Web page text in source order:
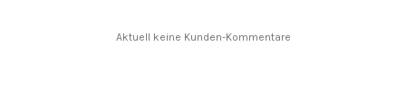
Aktuell keine Kunden-Kommentare